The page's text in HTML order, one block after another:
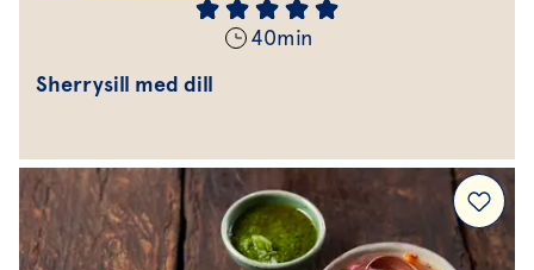
40min
Sherrysill med dill